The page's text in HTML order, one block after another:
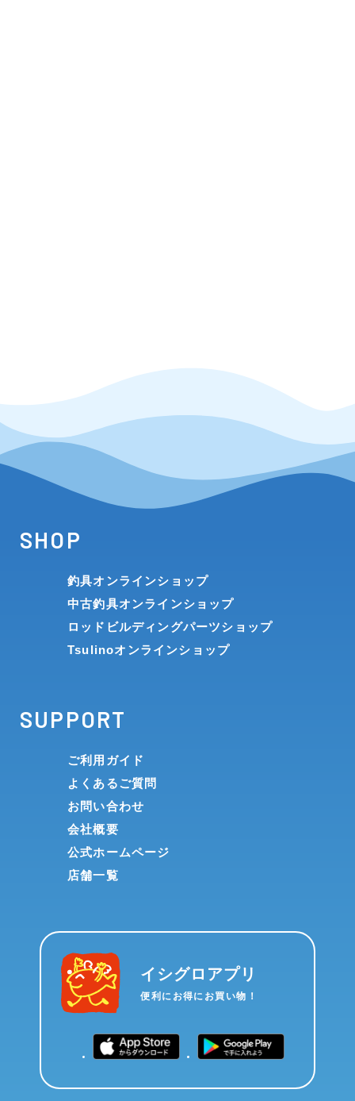
SHOP
釣具オンラインショップ
中古釣具オンラインショップ
ロッドビルディングパーツショップ
Tsulinoオンラインショップ
SUPPORT
ご利用ガイド
よくあるご質問
お問い合わせ
会社概要
公式ホームページ
店舗一覧
イシグロアプリ
便利にお得にお買い物！